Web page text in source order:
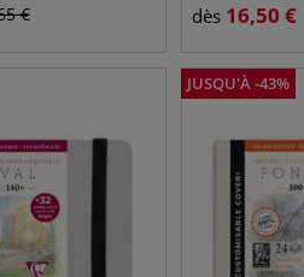
€ dès 16,50 €
JUSQU'À-43%